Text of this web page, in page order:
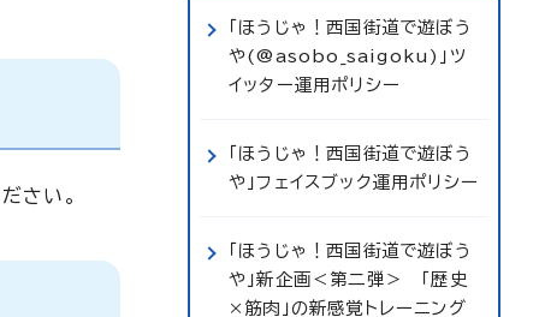
さい。
「ほうじゃ！西国街道で遊ぼう
や(@asobo_saigoku)」ツ
イッター運用ポリシー
「ほうじゃ！西国街道で遊ぼう
や」フェイスブック運用ポリシー
「ほうじゃ！西国街道で遊ぼう
や」新企画＜第二弾＞ 「歴史
×筋肉」の新感覚トレーニング